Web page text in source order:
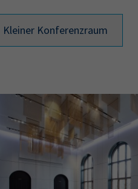
Kleiner Konferenzraum